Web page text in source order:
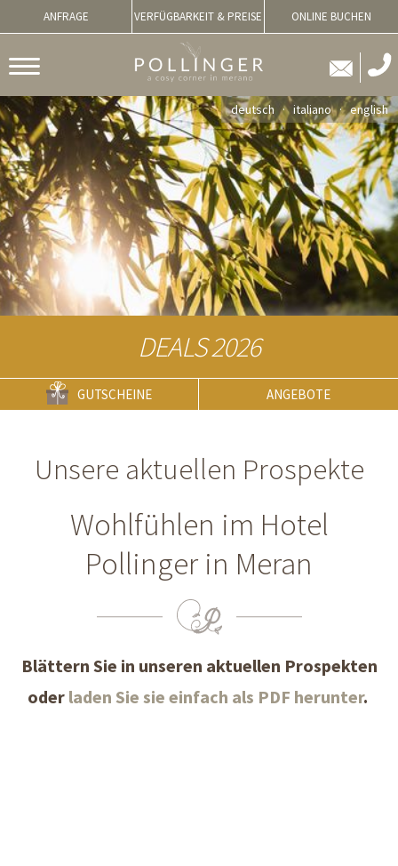
ANFRAGE VERFÜGBARKEIT & PREISE ONLINE BUCHEN
deutsch italiano english
DEALS 2026
GUTSCHEINE ANGEBOTE
Unsere aktuellen Prospekte
Wohlfühlen im Hotel
Pollinger in Meran
Blättern Sie in unseren aktuellen Prospekten
oder laden Sie sie einfach als PDF herunter.